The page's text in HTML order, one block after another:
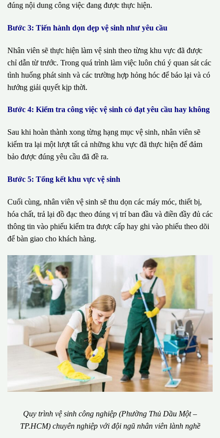
đúng nội dung công việc đang được thực hiện.
Bước 3: Tiến hành dọn dẹp vệ sinh như yêu cầu
Nhân viên sẽ thực hiện làm vệ sinh theo từng khu vực đã được
chỉ dẫn từ trước. Trong quá trình làm việc luôn chú ý quan sát các
tình huống phát sinh và các trường hợp hỏng hóc để báo lại và có
hướng giải quyết kịp thời.
Bước 4: Kiểm tra công việc vệ sinh có đạt yêu cầu hay không
Sau khi hoàn thành xong từng hạng mục vệ sinh, nhân viên sẽ
kiểm tra lại một lượt tất cả những khu vực đã thực hiện để đảm
bảo được đúng yêu cầu đã đề ra.
Bước 5: Tổng kết khu vực vệ sinh
Cuối cùng, nhân viên vệ sinh sẽ thu dọn các máy móc, thiết bị,
hóa chất, trả lại đồ đạc theo đúng vị trí ban đầu và điền đầy đủ các
thông tin vào phiếu kiểm tra được cấp hay ghi vào phiếu theo dõi
để bàn giao cho khách hàng.
Quy trình vệ sinh công nghiệp (Phường Thủ Dầu Một –
TP.HCM) chuyên nghiệp với đội ngũ nhân viên lành nghề